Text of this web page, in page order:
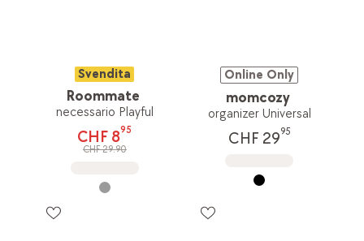
Svendita
Roommate
necessario Playful
CHF 895
CHF 29.90
Online Only
momcozy
organizer Universal
CHF 2995